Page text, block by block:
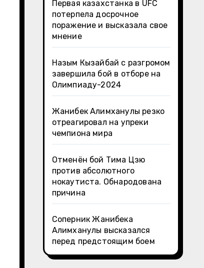
Первая казахстанка в UFC
потерпела досрочное
поражение и высказала свое
мнение
Назым Кызайбай с разгромом
завершила бой в отборе на
Олимпиаду-2024
Жанибек Алимханулы резко
отреагировал на упреки
чемпиона мира
Отменён бой Тима Цзю
против абсолютного
нокаутиста. Обнародована
причина
Соперник Жанибека
Алимханулы высказался
перед предстоящим боем